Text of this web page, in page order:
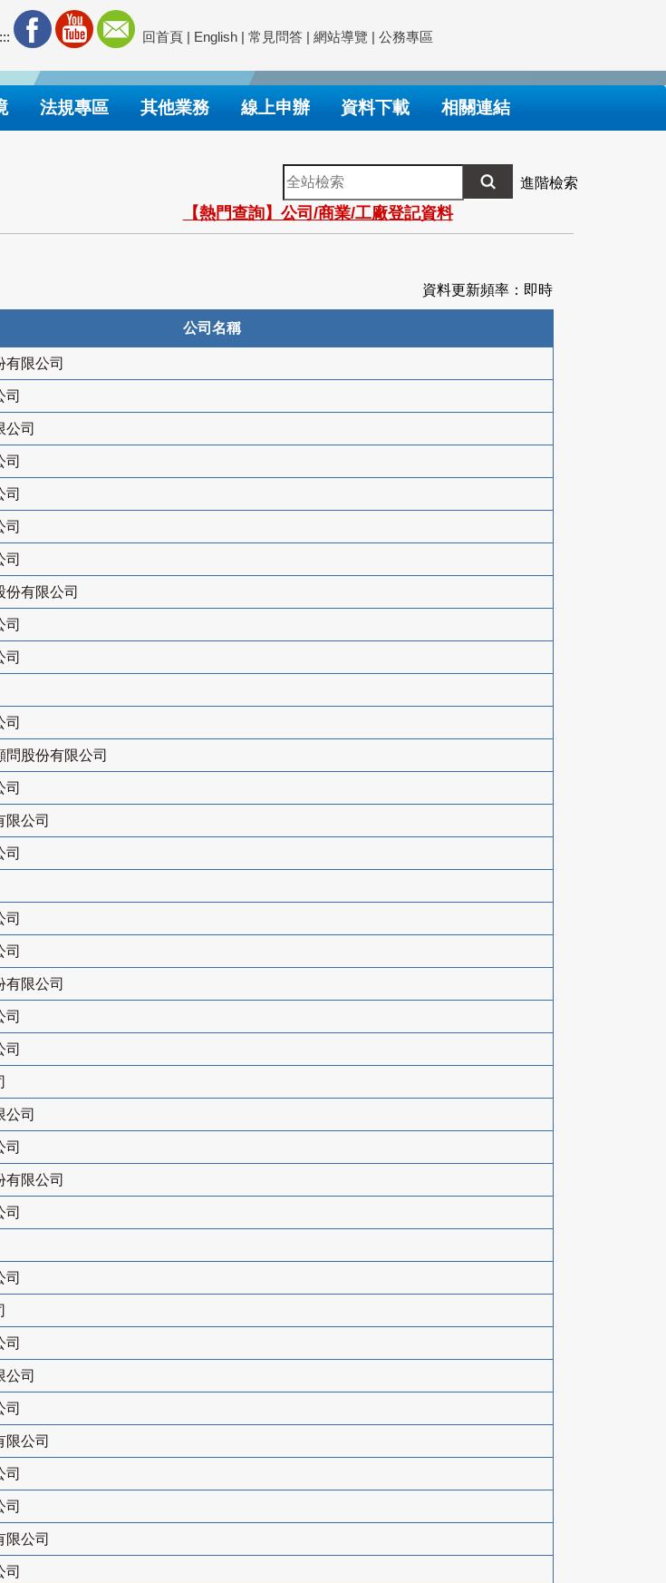
::: 回首頁 | English | 常見問答 | 網站導覽 | 公務專區
法規專區 其他業務 線上申辦 資料下載 相關連結
全
站
檢
索
進階檢索
【熱門查詢】公司/商業/工廠登記資料
資料更新頻率：即時
公司名稱
有限公司
司
公司
司
司
司
司
份有限公司
司
司
司
股份有限公司
司
限公司
司
司
司
有限公司
司
司
公司
司
有限公司
司
司
司
公司
司
限公司
司
司
限公司
司